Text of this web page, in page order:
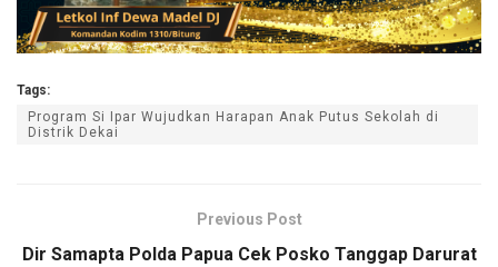
Tags:
Program Si Ipar Wujudkan Harapan Anak Putus Sekolah di
Distrik Dekai
Previous Post
Dir Samapta Polda Papua Cek Posko Tanggap Darurat